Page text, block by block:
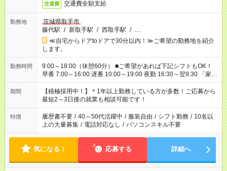
交通費 交通費全額支給
勤務地
茨城県取手市
藤代駅 / 新取手駅 / 西取手駅 / …
≪自宅からドアtoドアで30分以内！≫ご希望の勤務地を紹介
します。
勤務時間
9:00～18:00（休憩60分） ■ご希望があれば下記シフトもOK！
早番 7:00～16:00 遅番 10:00～19:00 夜勤 16:30～翌9:30 「家族
と休みを合わせたい」 「余裕を持って夕飯の準備がしたい」
「できれば残業はしたくない」 など、ご希望を教えてください
ね。 ※Wワーク希望の方へ 今ご覧のお仕事で希望する勤務時間
と、もう1つのお仕事の勤務時間が 合計で週40時間を超える場
合は応募できません。
期間
【積極採用中！】＊1年以上勤務している方が多数！ご応募から
最短2～3日後の就業も相談可能です！
特徴 履歴書不要 / 40～50代活躍中 / 服装自由 / シフト勤務 / 10名以
上の大量募集 / 電話対応なし / パソコンスキル不要
気になる！ 応募する 詳細へ